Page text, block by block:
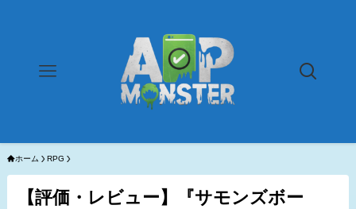
ホーム RPG
【評価・レビュー】『サモンズボー